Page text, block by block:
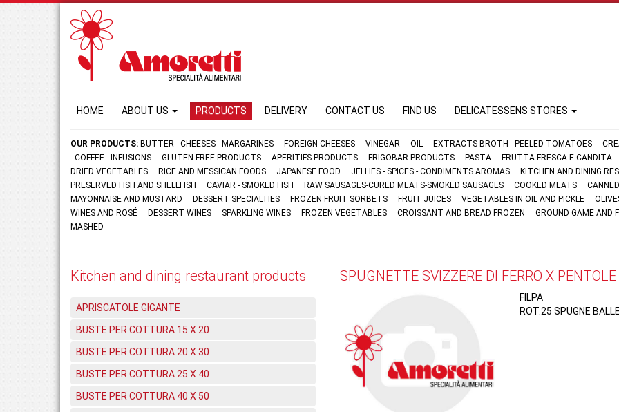
HOME ABOUT US PRODUCTS DELIVERY CONTACT US FIND US DELICATESSENS STORES
OUR PRODUCTS: BUTTER - CHEESES - MARGARINES FOREIGN CHEESES VINEGAR OIL EXTRACTS BROTH - PEELED TOMATOES
- COFFEE - INFUSIONS
GLUTEN FREE PRODUCTS APERITIFS PRODUCTS FRIGOBAR PRODUCTS PASTA
FRUTTA FRESCA E CANDITA
DRIED VEGETABLES
RICE AND MESSICAN FOODS JAPANESE FOOD JELLIES - SPICES - CONDIMENTS AROMAS
KITCHEN AND DINING
PRESERVED FISH AND SHELLFISH
CAVIAR - SMOKED FISH RAW SAUSAGES-CURED MEATS-SMOKED SAUSAGES COOKED MEATS
MAYONNAISE AND MUSTARD
DESSERT SPECIALTIES FROZEN FRUIT SORBETS FRUIT JUICES VEGETABLES IN OIL AND PICKLE
WINES AND ROSÉ
DESSERT WINES SPARKLING WINES FROZEN VEGETABLES CROISSANT AND BREAD FROZEN
GROUND GAME AND
MASHED
Kitchen and dining restaurant products
APRISCATOLE GIGANTE
BUSTE PER COTTURA 15 X 20
BUSTE PER COTTURA 20 X 30
BUSTE PER COTTURA 25 X 40
BUSTE PER COTTURA 40 X 50
SPUGNETTE SVIZZERE DI FERRO X PENTOLE
FILPA
ROT.25 SPUGNE